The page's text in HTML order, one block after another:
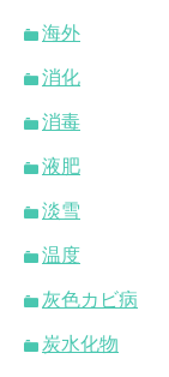
海外
消化
消毒
液肥
淡雪
温度
灰色カビ病
炭水化物